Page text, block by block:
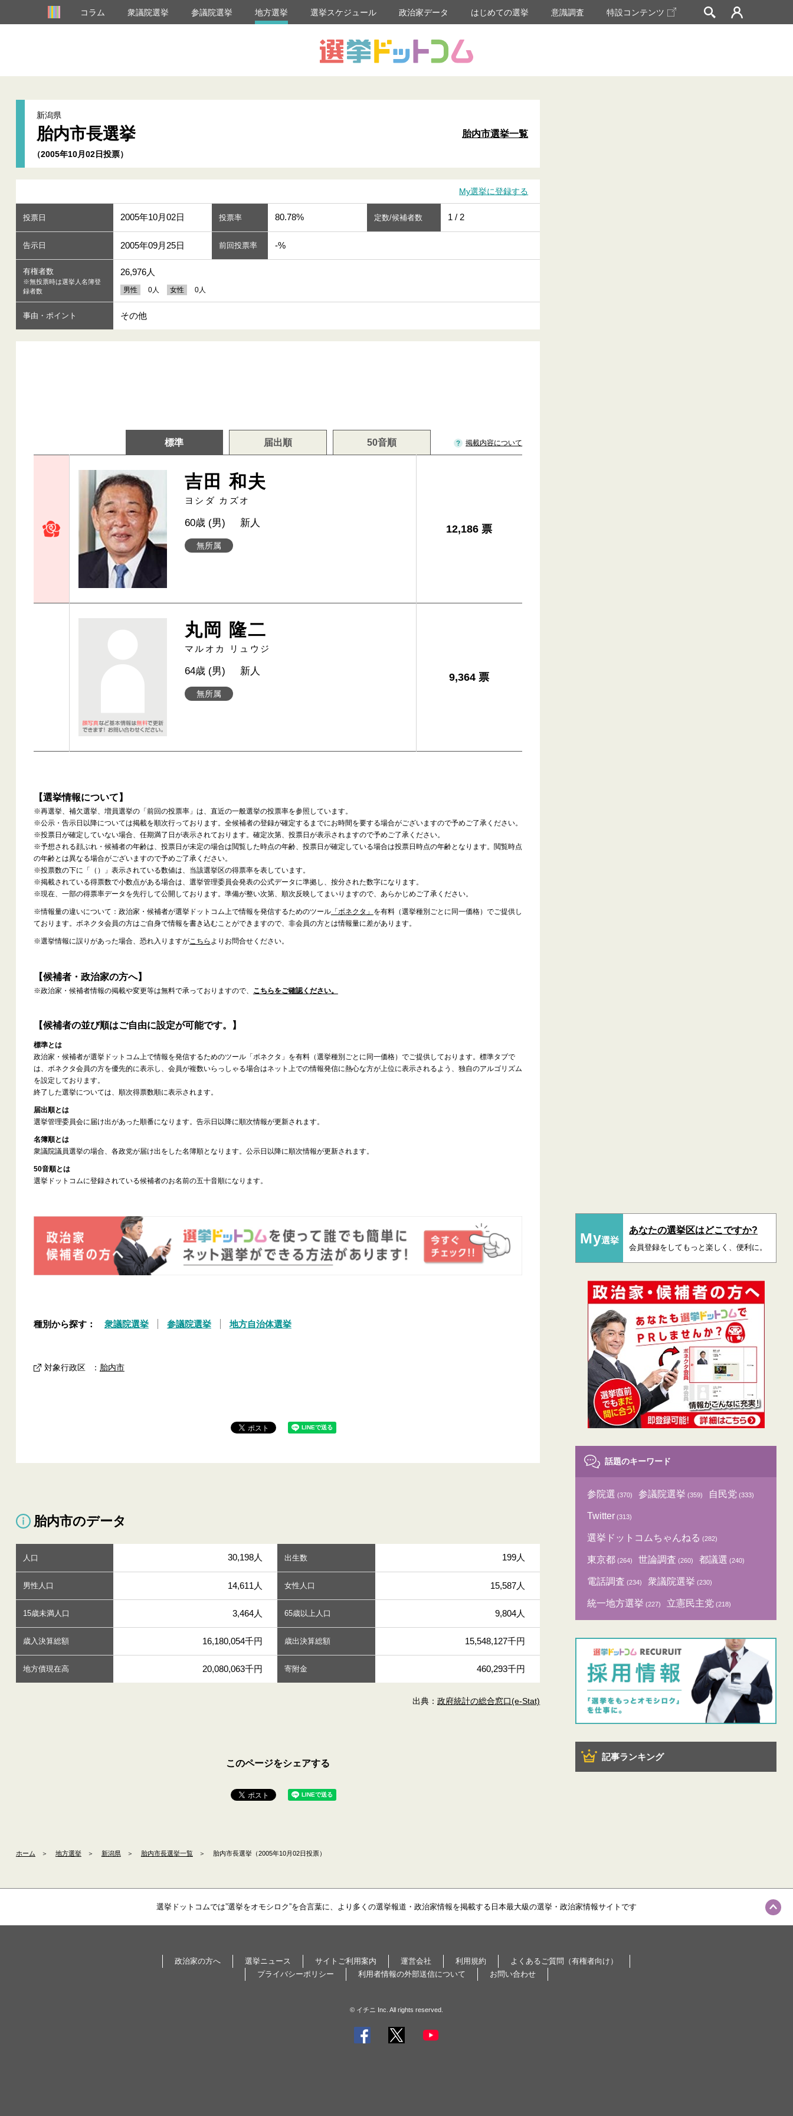
コラム 衆議院選挙 参議院選挙 地方選挙 選挙スケジュール 政治家データ はじめての選挙 意識調査 特設コンテンツ
新潟県
胎内市長選挙
（2005年10月02日投票）
胎内市選挙一覧
My選挙に登録する
投票日 2005年10月02日 投票率 80.78% 定数/候補者数 1 / 2
告示日 2005年09月25日 前回投票率 -%
有権者数
※無投票時は選挙人名簿登
録者数
26,976人
男性 0人 女性 0人
事由・ポイント その他
標準 届出順 50音順 掲載内容について
吉田 和夫
ヨシダ カズオ
無所属
60歳 (男) 新人
12,186 票
丸岡 隆二
マルオカ リュウジ
無所属
64歳 (男) 新人
9,364 票
【選挙情報について】
※再選挙、補欠選挙、増員選挙の「前回の投票率」は、直近の一般選挙の投票率を参照しています。
※公示・告示日以降については掲載を順次行っております。全候補者の登録が確定するまでにお時間を要する場合がございますので予めご了承ください。
※投票日が確定していない場合、任期満了日が表示されております。確定次第、投票日が表示されますので予めご了承ください。
※予想される顔ぶれ・候補者の年齢は、投票日が未定の場合は閲覧した時点の年齢、投票日が確定している場合は投票日時点の年齢となります。閲覧時点
の年齢とは異なる場合がございますので予めご了承ください。
※投票数の下に「（）」表示されている数値は、当該選挙区の得票率を表しています。
※掲載されている得票数で小数点がある場合は、選挙管理委員会発表の公式データに準拠し、按分された数字になります。
※現在、一部の得票率データを先行して公開しております。準備が整い次第、順次反映してまいりますので、あらかじめご了承ください。
※情報量の違いについて：政治家・候補者が選挙ドットコム上で情報を発信するためのツール「ボネクタ」 を有料（選挙種別ごとに同一価格）でご提供し
ております。ボネクタ会員の方はご自身で情報を書き込むことができますので、非会員の方とは情報量に差があります。
※選挙情報に誤りがあった場合、恐れ入りますがこちら よりお問合せください。
【候補者・政治家の方へ】
※政治家・候補者情報の掲載や変更等は無料で承っておりますので、 こちらをご確認ください。
【候補者の並び順はご自由に設定が可能です。】
標準とは
政治家・候補者が選挙ドットコム上で情報を発信するためのツール「ボネクタ」を有料（選挙種別ごとに同一価格）でご提供しております。標準タブで
は、ボネクタ会員の方を優先的に表示し、会員が複数いらっしゃる場合はネット上での情報発信に熱心な方が上位に表示されるよう、独自のアルゴリズム
を設定しております。
終了した選挙については、順次得票数順に表示されます。
届出順とは
選挙管理委員会に届け出があった順番になります。告示日以降に順次情報が更新されます。
名簿順とは
衆議院議員選挙の場合、各政党が届け出をした名簿順となります。公示日以降に順次情報が更新されます。
50音順とは
選挙ドットコムに登録されている候補者のお名前の五十音順になります。
種別から探す： 衆議院選挙 参議院選挙 地方自治体選挙
対象行政区 ： 胎内市
胎内市のデータ
人口 30,198人 出生数 199人
男性人口 14,611人 女性人口 15,587人
15歳未満人口 3,464人 65歳以上人口 9,804人
歳入決算総額 16,180,054千円 歳出決算総額 15,548,127千円
地方債現在高 20,080,063千円 寄附金 460,293千円
出典：政府統計の総合窓口(e-Stat)
このページをシェアする
My選挙
あなたの選挙区はどこですか?
会員登録をしてもっと楽しく、便利に。
話題のキーワード
参院選 (370) 参議院選挙 (359) 自民党 (333)
Twitter (313)
選挙ドットコムちゃんねる (282)
東京都 (264) 世論調査 (260) 都議選 (240)
電話調査 (234) 衆議院選挙 (230)
統一地方選挙 (227) 立憲民主党 (218)
記事ランキング
ホーム ＞ 地方選挙 ＞ 新潟県 ＞ 胎内市長選挙一覧 ＞ 胎内市長選挙（2005年10月02日投票）
選挙ドットコムでは”選挙をオモシロク”を合言葉に、より多くの選挙報道・政治家情報を掲載する日本最大級の選挙・政治家情報サイトです
政治家の方へ 選挙ニュース サイトご利用案内 運営会社 利用規約
よくあるご質問（有権者向け）
プライバシーポリシー
利用者情報の外部送信について お問い合わせ
© イチニ Inc. All rights reserved.